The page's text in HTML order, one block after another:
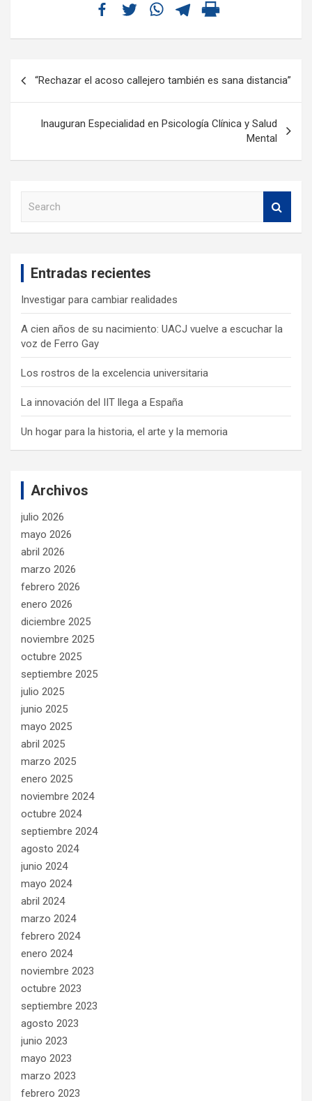
“Rechazar el acoso callejero también es sana distancia”
Inauguran Especialidad en Psicología Clínica y Salud
Mental
Entradas recientes
Investigar para cambiar realidades
A cien años de su nacimiento: UACJ vuelve a escuchar la
voz de Ferro Gay
Los rostros de la excelencia universitaria
La innovación del IIT llega a España
Un hogar para la historia, el arte y la memoria
Archivos
julio 2026
mayo 2026
abril 2026
marzo 2026
febrero 2026
enero 2026
diciembre 2025
noviembre 2025
octubre 2025
septiembre 2025
julio 2025
junio 2025
mayo 2025
abril 2025
marzo 2025
enero 2025
noviembre 2024
octubre 2024
septiembre 2024
agosto 2024
junio 2024
mayo 2024
abril 2024
marzo 2024
febrero 2024
enero 2024
noviembre 2023
octubre 2023
septiembre 2023
agosto 2023
junio 2023
mayo 2023
marzo 2023
febrero 2023